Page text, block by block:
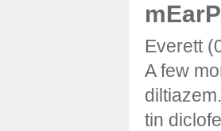
Everett
A few
tin